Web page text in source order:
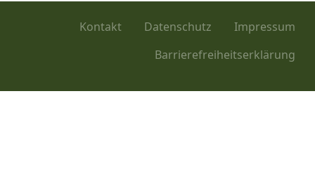
Kontakt Datenschutz
Impressum
Barrierefreiheitserklärung